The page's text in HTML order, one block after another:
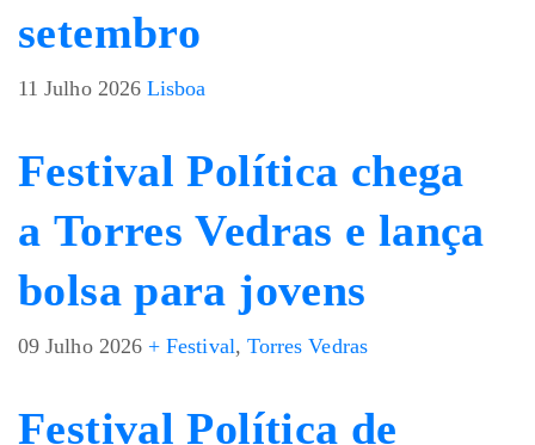
setembro
11 Julho 2026 Lisboa
Festival Política chega
a Torres Vedras e lança
bolsa para jovens
09 Julho 2026 + Festival, Torres Vedras
Festival Política de